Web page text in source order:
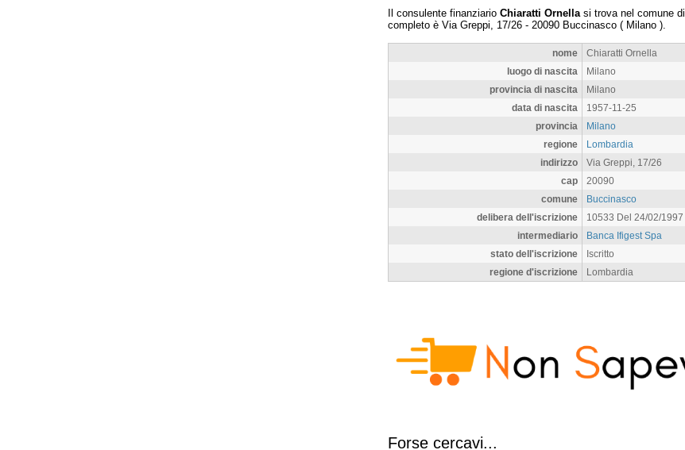
Il consulente finanziario Chiaratti Ornella si trova nel comune di
completo è Via Greppi, 17/26 - 20090 Buccinasco ( Milano ).
nome
Chiaratti Ornella
luogo di nascita
Milano
provincia di nascita
Milano
data di nascita
1957-11-25
provincia
Milano
regione
Lombardia
indirizzo
Via Greppi, 17/26
cap
20090
comune
Buccinasco
delibera dell'iscrizione
10533 Del 24/02/1997
intermediario
Banca Ifigest Spa
stato dell'iscrizione
Iscritto
regione d'iscrizione
Lombardia
Forse cercavi...